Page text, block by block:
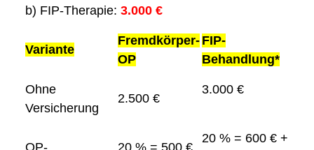
b) FIP-Therapie: 3.000 €
Variante
Fremdkörper-
OP
FIP-
Behandlung*
Ohne
Versicherung
2.500 €
3.000 €
20 % = 600 € +